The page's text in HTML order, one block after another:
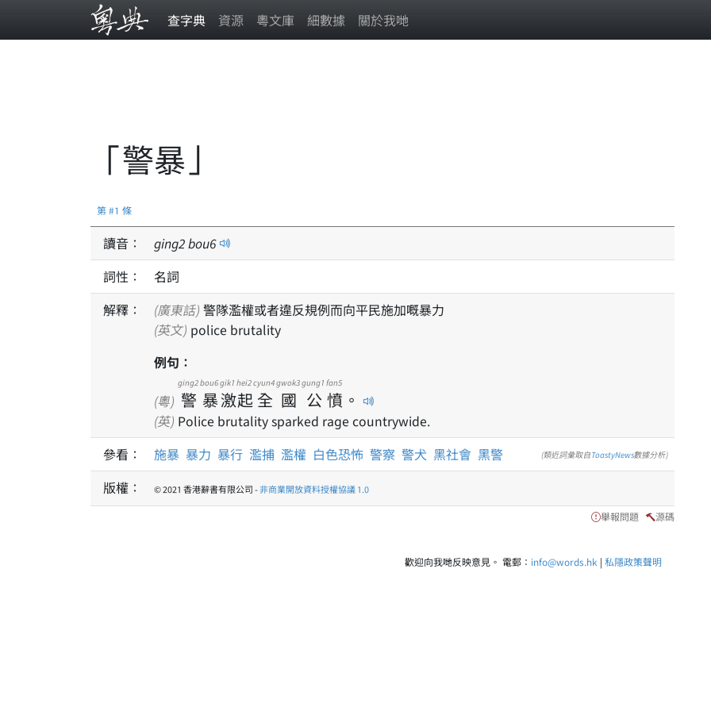
查字典 資源 粵文庫 細數據 關於我哋
「警暴」
第 #1 條
讀音： ging2bou6
詞性：
名詞
解釋：
(廣東話) 警隊濫權或者違反規例而向平民施加嘅暴力
(英文) police brutality
例句：
(粵) 警
ging2
暴
bou6
激
gik1
起
hei2
全
cyun4
國
gwok3
公
gung1
憤
fan5
。
(英) Police brutality sparked rage countrywide.
參看：
施暴 暴力 暴行 濫捕 濫權 白色恐怖 警察 警犬 黑社會 黑警 (類近詞彙取自ToastyNews數據分析)
版權： © 2021 香港辭書有限公司 -非商業開放資料授權協議 1.0
舉報問題 源碼
歡迎向我哋反映意見。 電郵： info@words.hk | 私隱政策聲明